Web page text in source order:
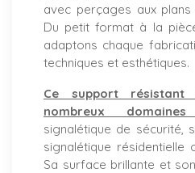
avec perçages aux
Du petit format à la
adaptons chaque
techniques et esthétiques.
Ce support
nombreux
signalétique de sécurité,
signalétique résidentielle
Sa surface brillante et